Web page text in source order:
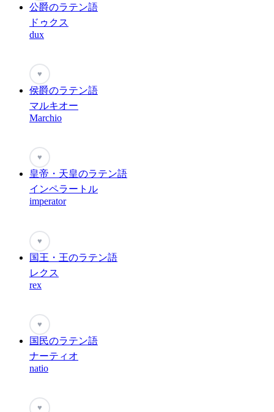
公爵のラテン語
ドゥクス
dux
♥
侯爵のラテン語
マルキオー
Marchio
♥
皇帝・天皇のラテン語
インペラートル
imperator
♥
国王・王のラテン語
レクス
rex
♥
国民のラテン語
ナーティオ
natio
♥